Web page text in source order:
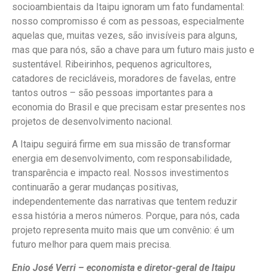
socioambientais da Itaipu ignoram um fato fundamental:
nosso compromisso é com as pessoas, especialmente
aquelas que, muitas vezes, são invisíveis para alguns,
mas que para nós, são a chave para um futuro mais justo e
sustentável. Ribeirinhos, pequenos agricultores,
catadores de recicláveis, moradores de favelas, entre
tantos outros – são pessoas importantes para a
economia do Brasil e que precisam estar presentes nos
projetos de desenvolvimento nacional.
A Itaipu seguirá firme em sua missão de transformar
energia em desenvolvimento, com responsabilidade,
transparência e impacto real. Nossos investimentos
continuarão a gerar mudanças positivas,
independentemente das narrativas que tentem reduzir
essa história a meros números. Porque, para nós, cada
projeto representa muito mais que um convênio: é um
futuro melhor para quem mais precisa.
Enio José Verri – economista e diretor-geral de Itaipu